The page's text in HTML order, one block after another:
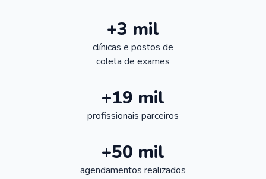
+3 mil
clínicas e postos de
coleta de exames
+19 mil
profissionais parceiros
+50 mil
agendamentos realizados